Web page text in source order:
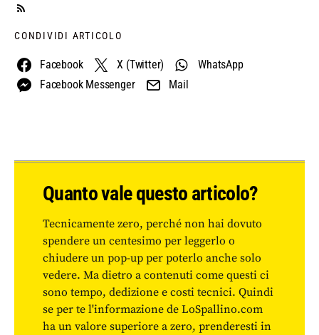
CONDIVIDI ARTICOLO
Facebook X (Twitter)
WhatsApp
Facebook Messenger
Mail
Quanto vale questo articolo?
Tecnicamente zero, perché non hai dovuto
spendere un centesimo per leggerlo o
chiudere un pop-up per poterlo anche solo
vedere. Ma dietro a contenuti come questi ci
sono tempo, dedizione e costi tecnici. Quindi
se per te l'informazione de LoSpallino.com
ha un valore superiore a zero, prenderesti in